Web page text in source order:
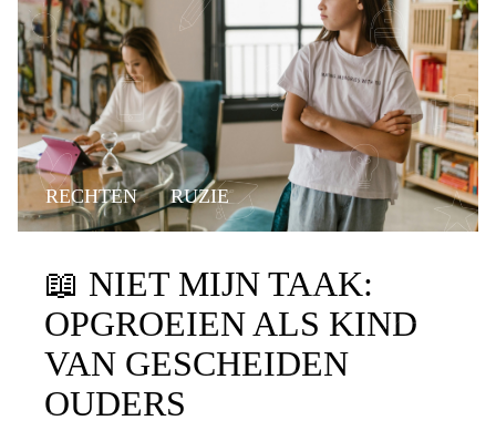
RECHTEN RUZIE
📖 NIET MIJN TAAK:
OPGROEIEN ALS KIND
VAN GESCHEIDEN
OUDERS